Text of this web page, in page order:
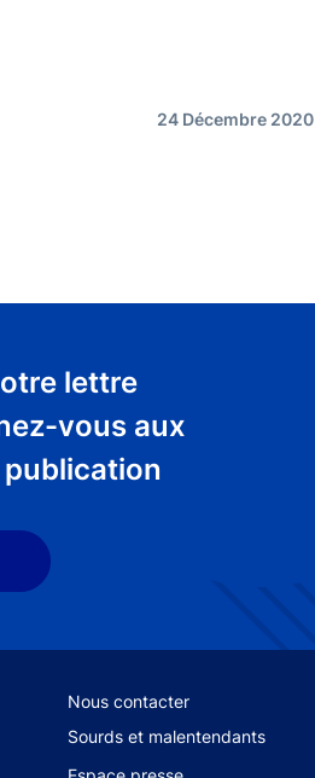
24 Décembre 2020
lettre
vous aux
Footer secondary menu
Nous contacter
Sourds et malentendants